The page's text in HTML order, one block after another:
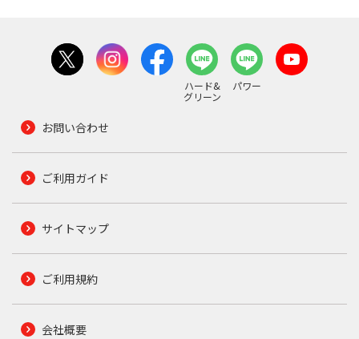
ハード&
グリーン
パワー
お問い合わせ
ご利用ガイド
サイトマップ
ご利用規約
会社概要